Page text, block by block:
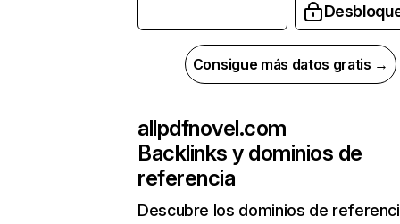
Consigue más datos gratis →
allpdfnovel.com
Backlinks y dominios de
referencia
Descubre los dominios de